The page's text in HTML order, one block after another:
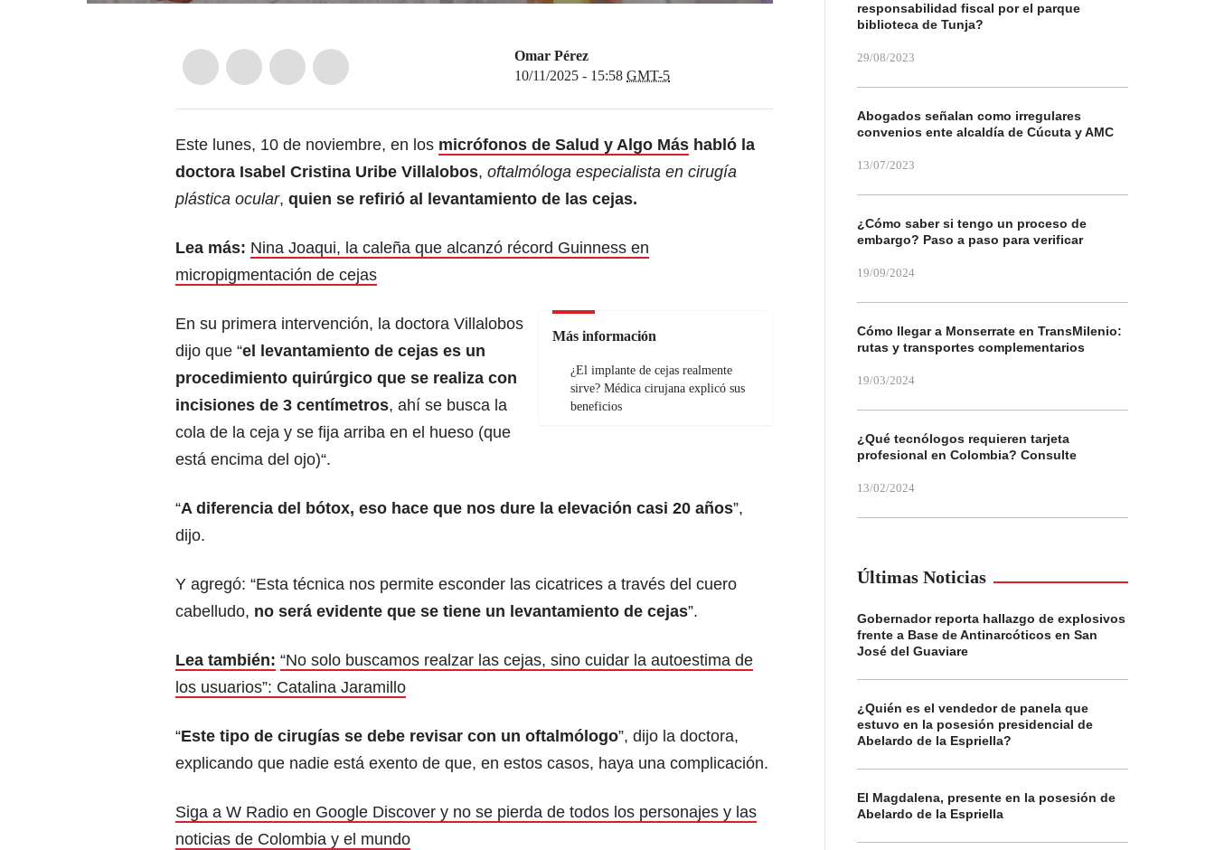
Omar Pérez
10/11/2025 - 15:58 GMT-5
Este lunes, 10 de noviembre, en los micrófonos de Salud y Algo Más habló la
doctora Isabel Cristina Uribe Villalobos, oftalmóloga especialista en cirugía
plástica ocular, quien se refirió al levantamiento de las cejas.
Lea más: Nina Joaqui, la caleña que alcanzó récord Guinness en
micropigmentación de cejas
Más información
¿El implante de cejas realmente
sirve? Médica cirujana explicó sus
beneficios
En su primera intervención, la doctora Villalobos
dijo que “el levantamiento de cejas es un
procedimiento quirúrgico que se realiza con
incisiones de 3 centímetros, ahí se busca la
cola de la ceja y se fija arriba en el hueso (que
está encima del ojo)“.
“A diferencia del bótox, eso hace que nos dure la elevación casi 20 años”,
dijo.
Y agregó: “Esta técnica nos permite esconder las cicatrices a través del cuero
cabelludo, no será evidente que se tiene un levantamiento de cejas”.
Lea también: “No solo buscamos realzar las cejas, sino cuidar la autoestima de
los usuarios”: Catalina Jaramillo
“Este tipo de cirugías se debe revisar con un oftalmólogo”, dijo la doctora,
explicando que nadie está exento de que, en estos casos, haya una complicación.
Siga a W Radio en Google Discover y no se pierda de todos los personajes y las
noticias de Colombia y el mundo
responsabilidad fiscal por el parque
biblioteca de Tunja?
29/08/2023
Abogados señalan como irregulares
convenios ente alcaldía de Cúcuta y AMC
13/07/2023
¿Cómo saber si tengo un proceso de
embargo? Paso a paso para verificar
19/09/2024
Cómo llegar a Monserrate en TransMilenio:
rutas y transportes complementarios
19/03/2024
¿Qué tecnólogos requieren tarjeta
profesional en Colombia? Consulte
13/02/2024
Últimas Noticias
Gobernador reporta hallazgo de explosivos
frente a Base de Antinarcóticos en San
José del Guaviare
¿Quién es el vendedor de panela que
estuvo en la posesión presidencial de
Abelardo de la Espriella?
El Magdalena, presente en la posesión de
Abelardo de la Espriella